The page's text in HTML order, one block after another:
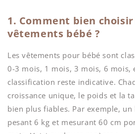
1. Comment bien
vêtements bébé ?
Les vêtements pour bébé sont
0-3 mois, 1 mois, 3 mois, 6 mois,
classification reste indicative.
croissance unique, le poids et la
bien plus fiables. Par exemple, un
pesant 6 kg et mesurant 60 cm